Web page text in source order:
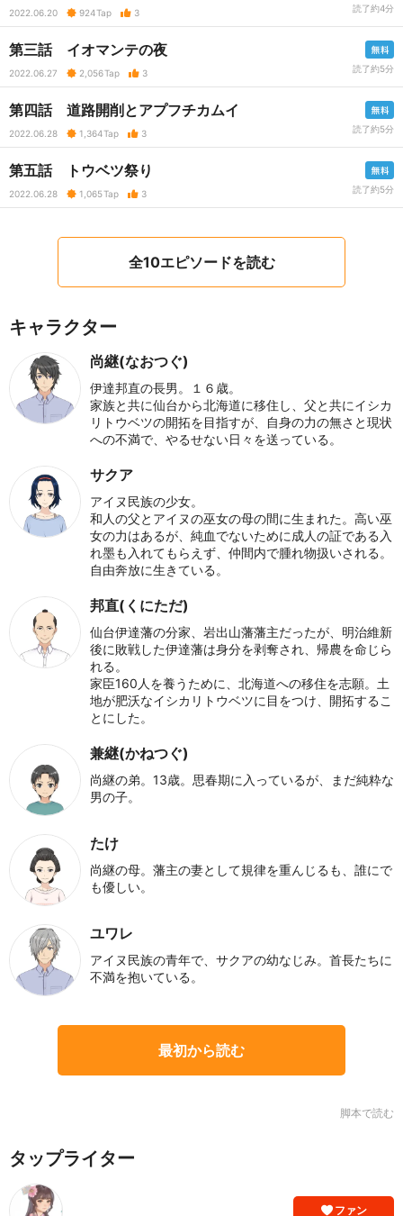
2022.06.20 924Tap 3 読了約4分
第三話 イオマンテの夜
2022.06.27 2,056Tap 3 読了約5分
第四話 道路開削とアプフチカムイ
2022.06.28 1,364Tap 3 読了約5分
第五話 トウベツ祭り
2022.06.28 1,065Tap 3 読了約5分
全10エピソードを読む
キャラクター
尚継(なおつぐ)
伊達邦直の長男。１６歳。
家族と共に仙台から北海道に移住し、父と共にイシカ
リトウベツの開拓を目指すが、自身の力の無さと現状
への不満で、やるせない日々を送っている。
サクア
アイヌ民族の少女。
和人の父とアイヌの巫女の母の間に生まれた。高い巫
女の力はあるが、純血でないために成人の証である入
れ墨も入れてもらえず、仲間内で腫れ物扱いされる。
自由奔放に生きている。
邦直(くにただ)
仙台伊達藩の分家、岩出山藩藩主だったが、明治維新
後に敗戦した伊達藩は身分を剥奪され、帰農を命じら
れる。
家臣160人を養うために、北海道への移住を志願。土
地が肥沃なイシカリトウベツに目をつけ、開拓するこ
とにした。
兼継(かねつぐ)
尚継の弟。13歳。思春期に入っているが、まだ純粋な
男の子。
たけ
尚継の母。藩主の妻として規律を重んじるも、誰にで
も優しい。
ユワレ
アイヌ民族の青年で、サクアの幼なじみ。首長たちに
不満を抱いている。
最初から読む
脚本で読む
タップライター
ファン